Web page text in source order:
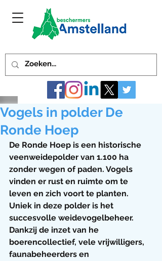
Vogels in polder De
Ronde Hoep
De Ronde Hoep is een historische
veenweidepolder van 1.100 ha
zonder wegen of paden. Vogels
vinden er rust en ruimte om te
leven en zich voort te planten.
Uniek in deze polder is het
succesvolle weidevogelbeheer.
Dankzij de inzet van he
boerencollectief, vele vrijwilligers,
faunabeheerders en